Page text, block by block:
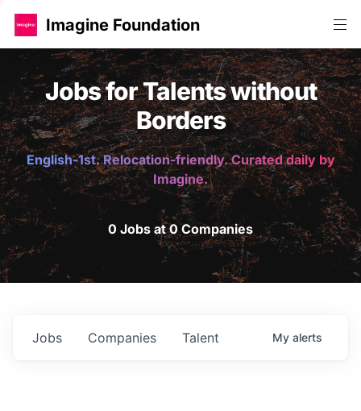
Imagine Foundation
Jobs for Talents without
Borders
English-1st. Relocation-friendly. Curated daily by
Imagine.
0 Jobs at 0 Companies
Jobs Companies Talent My alerts